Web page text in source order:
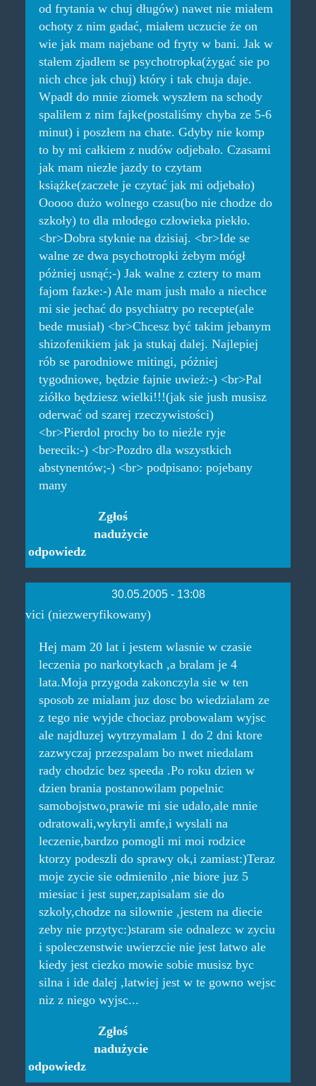
od frytania w chuj długów) nawet nie miałem
ochoty z nim gadać, miałem uczucie że on
wie jak mam najebane od fryty w bani. Jak w
stałem zjadłem se psychotropka(żygać sie po
nich chce jak chuj) który i tak chuja daje.
Wpadł do mnie ziomek wyszłem na schody
spaliłem z nim fajke(postaliśmy chyba ze 5-6
minut) i poszłem na chate. Gdyby nie komp
to by mi całkiem z nudów odjebało. Czasami
jak mam niezłe jazdy to czytam
książke(zaczełe je czytać jak mi odjebało)
Ooooo dużo wolnego czasu(bo nie chodze do
szkoły) to dla młodego człowieka piekło.
<br>Dobra styknie na dzisiaj. <br>Ide se
walne ze dwa psychotropki żebym mógł
póżniej usnąć;-) Jak walne z cztery to mam
fajom fazke:-) Ale mam jush mało a niechce
mi sie jechać do psychiatry po recepte(ale
bede musiał) <br>Chcesz być takim jebanym
shizofenikiem jak ja stukaj dalej. Najlepiej
rób se parodniowe mitingi, póżniej
tygodniowe, będzie fajnie uwież:-) <br>Pal
ziółko będziesz wielki!!!(jak sie jush musisz
oderwać od szarej rzeczywistości)
<br>Pierdol prochy bo to nieżle ryje
berecik:-) <br>Pozdro dla wszystkich
abstynentów;-) <br> podpisano: pojebany
many
odpowiedz
Zgłoś
nadużycie
30.05.2005 - 13:08
vici (niezweryfikowany)
Hej mam 20 lat i jestem wlasnie w czasie
leczenia po narkotykach ,a bralam je 4
lata.Moja przygoda zakonczyla sie w ten
sposob ze mialam juz dosc bo wiedzialam ze
z tego nie wyjde chociaz probowalam wyjsc
ale najdluzej wytrzymalam 1 do 2 dni ktore
zazwyczaj przezspalam bo nwet niedalam
rady chodzic bez speeda .Po roku dzien w
dzien brania postanowilam popelnic
samobojstwo,prawie mi sie udalo,ale mnie
odratowali,wykryli amfe,i wyslali na
leczenie,bardzo pomogli mi moi rodzice
ktorzy podeszli do sprawy ok,i zamiast:)Teraz
moje zycie sie odmienilo ,nie biore juz 5
miesiac i jest super,zapisalam sie do
szkoly,chodze na silownie ,jestem na diecie
zeby nie przytyc:)staram sie odnalezc w zyciu
i spoleczenstwie uwierzcie nie jest latwo ale
kiedy jest ciezko mowie sobie musisz byc
silna i ide dalej ,latwiej jest w te gowno wejsc
niz z niego wyjsc...
odpowiedz
Zgłoś
nadużycie